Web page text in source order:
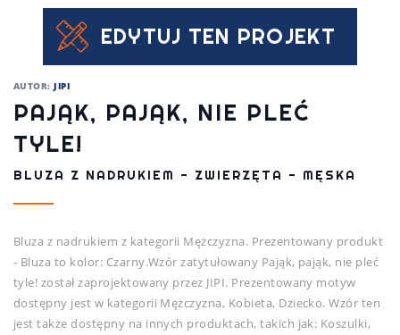
AUTOR:JIPI
PAJĄK, PAJĄK, NIE PLEĆ
TYLE!
BLUZA Z NADRUKIEM - ZWIERZĘTA - MĘSKA
Bluza z nadrukiem z kategorii Mężczyzna. Prezentowany produkt
- Bluza to kolor: Czarny.Wzór zatytułowany Pająk, pająk, nie pleć
tyle! został zaprojektowany przez JIPI. Prezentowany motyw
dostępny jest w kategorii Mężczyzna, Kobieta, Dziecko. Wzór ten
jest także dostępny na innych produktach, takich jak: Koszulki,
EDYTUJ TEN PROJEKT